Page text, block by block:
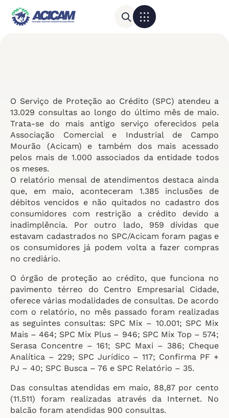
O Serviço de Proteção ao Crédito (SPC) atendeu a
13.029 consultas ao longo do último mês de maio.
Trata-se do mais antigo serviço oferecidos pela
Associação Comercial e Industrial de Campo
Mourão (Acicam) e também dos mais acessado
pelos mais de 1.000 associados da entidade todos
os meses.
O relatório mensal de atendimentos destaca ainda
que, em maio, aconteceram 1.385 inclusões de
débitos vencidos e não quitados no cadastro dos
consumidores com restrição a crédito devido a
inadimplência. Por outro lado, 959 dívidas que
estavam cadastrados no SPC/Acicam foram pagas e
os consumidores já podem volta a fazer compras
no crediário.
O órgão de proteção ao crédito, que funciona no
pavimento térreo do Centro Empresarial Cidade,
oferece várias modalidades de consultas. De acordo
com o relatório, no mês passado foram realizadas
as seguintes consultas: SPC Mix – 10.001; SPC Mix
Mais – 464; SPC Mix Plus – 946; SPC Mix Top – 574;
Serasa Concentre – 161; SPC Maxi – 386; Cheque
Analítica – 229; SPC Jurídico – 117; Confirma PF +
PJ – 40; SPC Busca – 76 e SPC Relatório – 35.
Das consultas atendidas em maio, 88,87 por cento
(11.511) foram realizadas através da Internet. No
balcão foram atendidas 900 consultas.